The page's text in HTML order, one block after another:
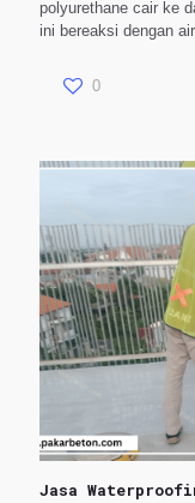
polyurethane cair ke
ini bereaksi dengan air
0
Jasa